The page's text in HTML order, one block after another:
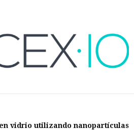
vidrio utilizando nanopartículas